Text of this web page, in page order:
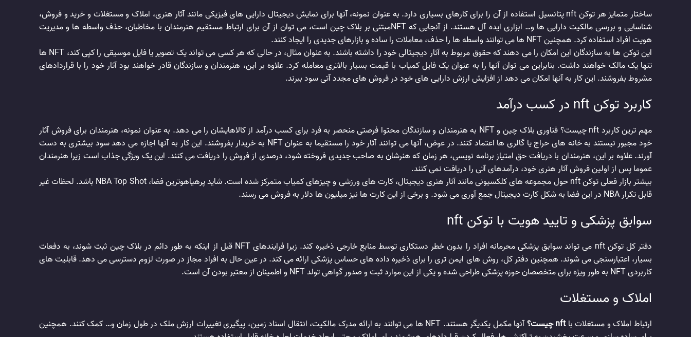
ساختار متمایز هر توکن nft پتانسیل استفاده از آن را برای کارهای بسیاری دارد. به عنوان نمونه، آنها برای نمایش دیجیتال دارایی های فیزیکی مانند آثار هنری، املاک و مستغلات و خرید و فروش،
شناسایی و بررسی مالکیت دارایی ها و… ابزاری ایده آل هستند. از آنجایی که NFTمبتنی بر بلاک چین است، می توان از آن برای ارتباط مستقیم هنرمندان با مخاطبان، حذف واسطه ها و مدیریت
هویت افراد استفاده کرد. همچنین NFT ها می توانند واسطه ها را حذف، معاملات را ساده و بازارهای جدیدی را ایجاد کنند.
این توکن ها به سازندگان این امکان را می دهند که حقوق مربوط به آثار دیجیتالی خود را داشته باشند. به عنوان مثال، در حالی که هر کسی می تواند یک تصویر یا فایل موسیقی را کپی کند، NFT ها
تنها یک مالک خواهند داشت. بنابراین می توان آنها را به عنوان یک فایل کمیاب با قیمت بسیار بالاتری معامله کرد. علاوه بر این، هنرمندان و سازندگان قادر خواهند بود آثار خود را با قراردادهای
مشروط بفروشند. این کار به آنها امکان می دهد از افزایش ارزش دارایی های خود در فروش های مجدد آتی سود ببرند.
کاربرد توکن nft در کسب درآمد
مهم ترین کاربرد nft چیست؟ فناوری بلاک چین و NFT به هنرمندان و سازندگان محتوا فرصتی منحصر به فرد برای کسب درآمد از کالاهایشان را می دهد. به عنوان نمونه، هنرمندان برای فروش آثار
خود مجبور نیستند به خانه های حراج یا گالری ها اعتماد کنند. در عوض، آنها می‌ توانند آثار خود را مستقیما به ‌عنوان NFT به خریدار بفروشند. این کار به آنها اجازه می ‌دهد سود بیشتری به دست
آورند. علاوه بر این، هنرمندان با دریافت حق امتیاز برنامه ‌نویسی، هر زمان که هنرشان به صاحب جدیدی فروخته شود، درصدی از فروش را دریافت می کنند. این یک ویژگی جذاب است زیرا هنرمندان
عموما پس از اولین فروش آثار هنری خود، درآمدهای آتی را دریافت نمی کنند.
بیشتر بازار فعلی توکن nft حول مجموعه های کلکسیونی مانند آثار هنری دیجیتال، کارت های ورزشی و چیزهای کمیاب متمرکز شده است. شاید پرهیاهوترین فضا، NBA Top Shot باشد. لحظات غیر
قابل تکرار NBA در این فضا به شکل کارت دیجیتال جمع آوری می شود. و برخی از این کارت ها نیز میلیون ها دلار به فروش می رسند.
سوابق پزشکی و تایید هویت با توکن nft
دفتر کل توکن nft می‌ تواند سوابق پزشکی محرمانه افراد را بدون خطر دستکاری توسط منابع خارجی ذخیره کند. زیرا ‌فرایندهای NFT قبل از اینکه به ‌طور دائم در بلاک چین ثبت شوند، به دفعات
بسیار، اعتبارسنجی می‌ شوند. همچنین دفتر کل، روش ‌های ایمن تری را برای ذخیره داده‌ های حساس پزشکی ارائه می ‌کند. در عین حال به افراد مجاز در صورت لزوم دسترسی می ‌دهد. قابلیت های
کاربردی NFT به طور ویژه برای متخصصان حوزه پزشکی طراحی شده و یکی از این موارد ثبت و صدور گواهی تولد NFT و اطمینان از معتبر بودن آن است.
املاک و مستغلات
ارتباط املاک و مستغلات باnft چیست؟
آنها مکمل یکدیگر هستند. NFT ها می توانند به ارائه مدرک مالکیت، انتقال اسناد زمین، پیگیری تغییرات ارزش ملک در طول زمان و… کمک کنند. همچنین